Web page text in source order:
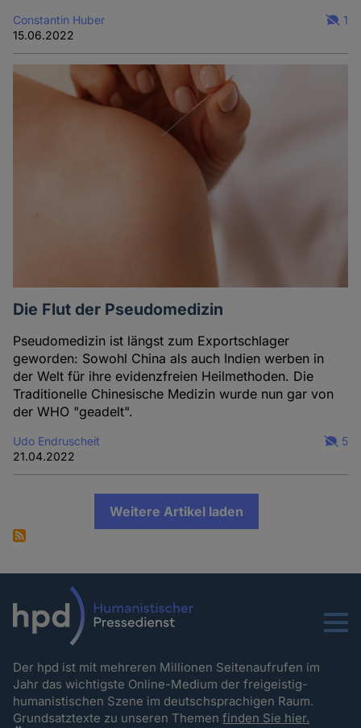
Constantin Huber
15.06.2022
1
Die Flut der Pseudomedizin
Pseudomedizin ist längst zum Exportschlager
geworden: Sowohl China als auch Indien werben in
der Welt für ihre evidenzfreien Heilmethoden. Die
Traditionelle Chinesische Medizin wurde nun gar von
der WHO "geadelt".
Udo Endruscheit
21.04.2022
5
Weitere Artikel laden
Menu
Der hpd ist mit mehreren Millionen Seitenaufrufen im
Jahr das wichtigste Online-Medium der freigeistig-
humanistischen Szene im deutschsprachigen Raum.
Grundsatztexte zu unseren Themenfinden Sie hier.